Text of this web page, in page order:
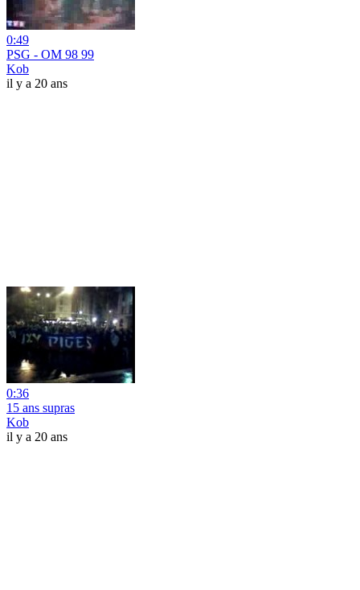
0:49
PSG - OM 98 99
Kob
il y a 20 ans
0:36
15 ans supras
Kob
il y a 20 ans